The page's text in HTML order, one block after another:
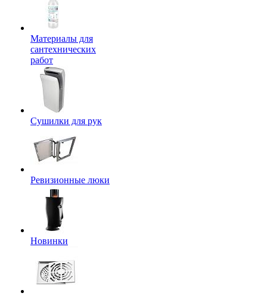
Материалы для
сантехнических
работ
Сушилки для рук
Ревизионные люки
Новинки